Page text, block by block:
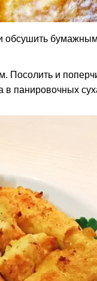
обсушить
Посолить и
панировочных